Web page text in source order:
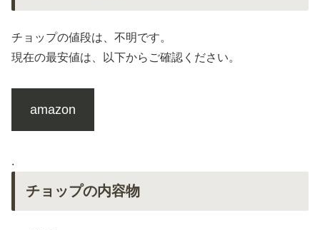
チョップの値段は、不明です。
現在の最安値は、以下からご確認ください。
amazon
.
チョップの内容物